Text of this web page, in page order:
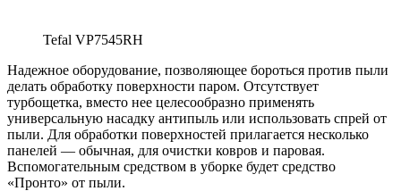
Tefal VP7545RH
Надежное оборудование, позволяющее бороться против пыли
делать обработку поверхности паром. Отсутствует
турбощетка, вместо нее целесообразно применять
универсальную насадку антипыль или использовать спрей от
пыли. Для обработки поверхностей прилагается несколько
панелей — обычная, для очистки ковров и паровая.
Вспомогательным средством в уборке будет средство
«Пронто» от пыли.